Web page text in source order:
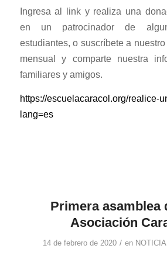
Ingresa al link y realiza una
en un patrocinador de
estudiantes, o suscríbete a
mensual y comparte nuestra
familiares y amigos.
https://escuelacaracol.org/realice-
lang=es
Primera asamblea
Asociación
14 de febrero de 2020 / en